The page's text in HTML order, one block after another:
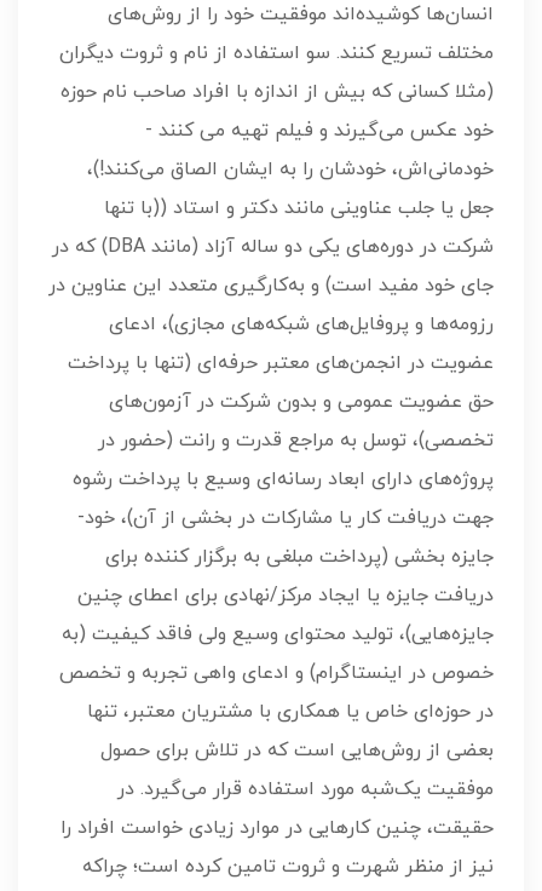
انسان‌ها کوشیده‌اند موفقیت خود را از روش‌های
مختلف تسریع کنند. سو استفاده از نام و ثروت دیگران
(مثلا کسانی که بیش از اندازه با افراد صاحب نام حوزه
خود عکس می‌گیرند و فیلم تهیه می کنند -
خودمانی‌اش، خودشان را به ایشان الصاق می‌کنند!)،
جعل یا جلب عناوینی مانند دکتر و استاد ((با تنها
شرکت در دوره‌های یکی دو ساله آزاد (مانند DBA) که در
جای خود مفید است) و به‌کارگیری متعدد این عناوین در
رزومه‌ها و پروفایل‌های شبکه‌های مجازی)، ادعای
عضویت در انجمن‌های معتبر حرفه‌ای (تنها با پرداخت
حق عضویت عمومی و بدون شرکت در آزمون‌های
تخصصی)، توسل به مراجع قدرت و رانت (حضور در
پروژه‌های دارای ابعاد رسانه‌ای وسیع با پرداخت رشوه
جهت دریافت کار یا مشارکات در بخشی از آن)، خود-
جایزه بخشی (پرداخت مبلغی به برگزار کننده برای
دریافت جایزه یا ایجاد مرکز/نهادی برای اعطای چنین
جایزه‌هایی)، تولید محتوای وسیع ولی فاقد کیفیت (به
خصوص در اینستاگرام) و ادعای واهی تجربه و تخصص
در حوزه‌ای خاص یا همکاری با مشتریان معتبر، تنها
بعضی از روش‌هایی است که در تلاش برای حصول
موفقیت یک‌شبه مورد استفاده قرار می‌گیرد. در
حقیقت، چنین کارهایی در موارد زیادی خواست افراد را
نیز از منظر شهرت و ثروت تامین کرده است؛ چراکه